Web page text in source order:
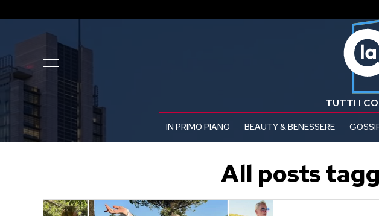
TUTTI I
IN PRIMO PIANO BEAUTY & BENESSERE
All posts